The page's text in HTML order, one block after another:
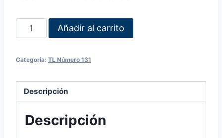
Añadir al carrito
Categoría: TL Número 131
Descripción
Descripción